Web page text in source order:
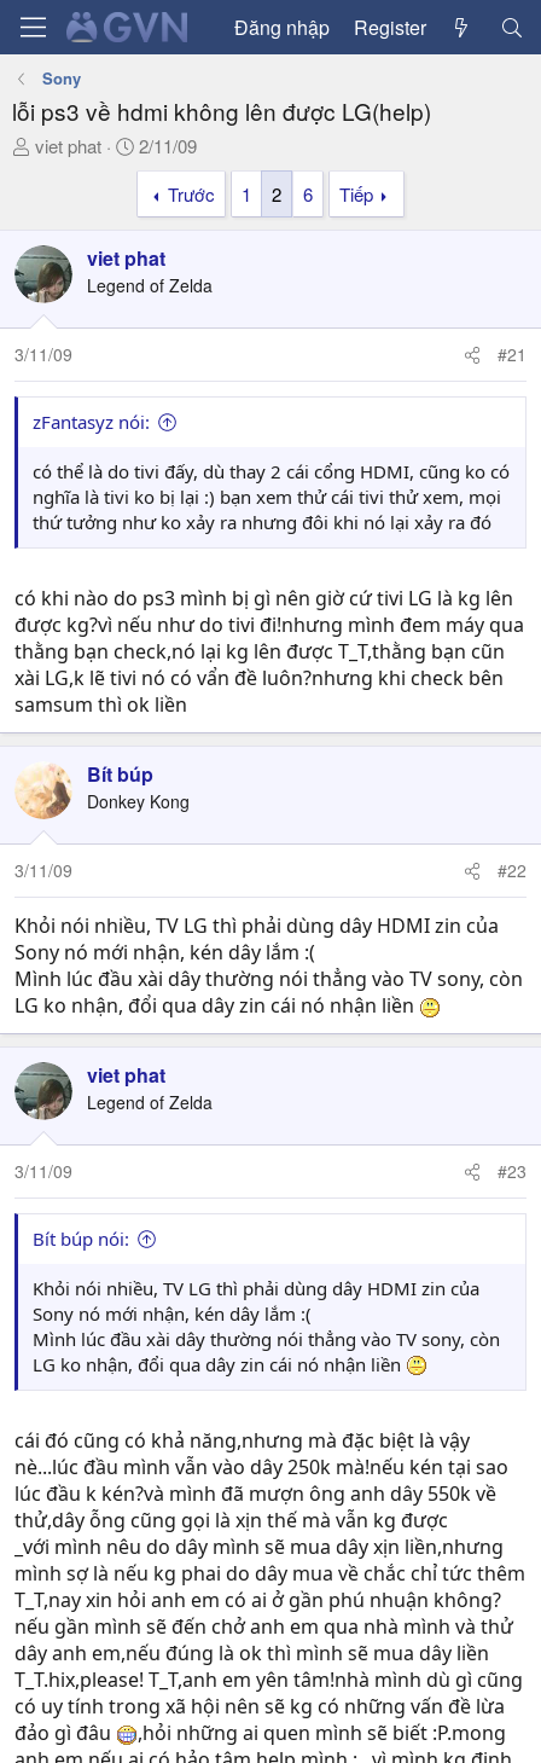
Đăng nhập Register
Sony
lỗi ps3 về hdmi không lên được LG(help)
T
a
d
s
t
a
t
e
viet phat
N
g
y
g
ử
i
2/11/09
Trước
1 2 6 Tiếp
viet phat
Legend of Zelda
3/11/09 #21
zFantasyz nói:
có thể là do tivi đấy, dù thay 2 cái cổng HDMI, cũng ko có
nghĩa là tivi ko bị lại :) bạn xem thử cái tivi thử xem, mọi
thứ tưởng như ko xảy ra nhưng đôi khi nó lại xảy ra đó
có khi nào do ps3 mình bị gì nên giờ cứ tivi LG là kg lên
được kg?vì nếu như do tivi đi!nhưng mình đem máy qua
thằng bạn check,nó lại kg lên được T_T,thằng bạn cũn
xài LG,k lẽ tivi nó có vẩn đề luôn?nhưng khi check bên
samsum thì ok liền
Bít búp
Donkey Kong
3/11/09 #22
Khỏi nói nhiều, TV LG thì phải dùng dây HDMI zin của
Sony nó mới nhận, kén dây lắm :(
Mình lúc đầu xài dây thường nói thẳng vào TV sony, còn
LG ko nhận, đổi qua dây zin cái nó nhận liền
viet phat
Legend of Zelda
3/11/09 #23
Bít búp nói:
Khỏi nói nhiều, TV LG thì phải dùng dây HDMI zin của
Sony nó mới nhận, kén dây lắm :(
Mình lúc đầu xài dây thường nói thẳng vào TV sony, còn
LG ko nhận, đổi qua dây zin cái nó nhận liền
cái đó cũng có khả năng,nhưng mà đặc biệt là vậy
nè...lúc đầu mình vẫn vào dây 250k mà!nếu kén tại sao
lúc đầu k kén?và mình đã mượn ông anh dây 550k về
thử,dây ỗng cũng gọi là xịn thế mà vẫn kg được
_với mình nêu do dây mình sẽ mua dây xịn liền,nhưng
mình sợ là nếu kg phai do dây mua về chắc chỉ tức thêm
T_T,nay xin hỏi anh em có ai ở gần phú nhuận không?
nếu gần mình sẽ đến chở anh em qua nhà mình và thử
dây anh em,nếu đúng là ok thì mình sẽ mua dây liền
T_T.hix,please! T_T,anh em yên tâm!nhà mình dù gì cũng
có uy tính trong xã hội nên sẽ kg có những vấn đề lừa
đảo gì đâu
,hỏi những ai quen mình sẽ biết :P.mong